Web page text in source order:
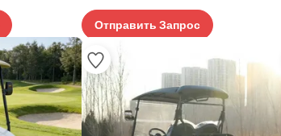
Отправить Запрос